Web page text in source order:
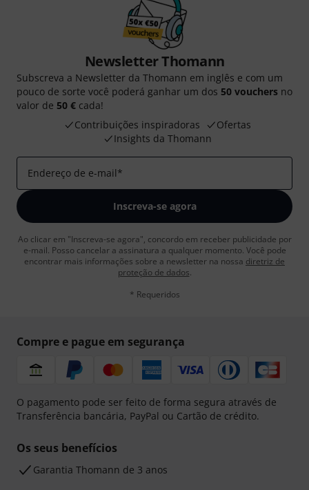
Newsletter Thomann
Subscreva a Newsletter da Thomann em inglês e com um
pouco de sorte você poderá ganhar um dos 50 vouchers no
valor de 50 € cada!
Contribuições inspiradoras
Ofertas
Insights da Thomann
Endereço de e-mail*
Inscreva-se agora
Ao clicar em "Inscreva-se agora", concordo em receber publicidade por
e-mail. Posso cancelar a assinatura a qualquer momento. Você pode
encontrar mais informações sobre a newsletter na nossa diretriz de
proteção de dados.
* Requeridos
Compre e pague em segurança
O pagamento pode ser feito de forma segura através de
Transferência bancária, PayPal ou Cartão de crédito.
Os seus benefícios
Garantia Thomann de 3 anos